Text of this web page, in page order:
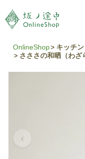
OnlineShop
キッチ
さささの和晒（わざ